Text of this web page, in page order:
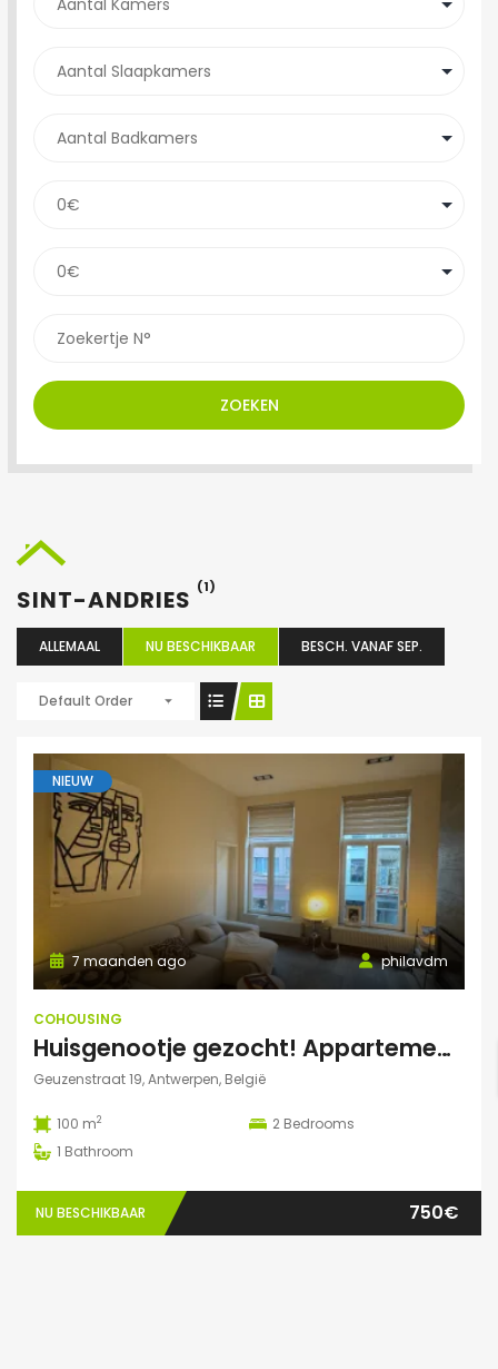
ZOEKEN
SINT-ANDRIES (1)
ALLEMAAL NU BESCHIKBAAR BESCH. VANAF SEP.
Default Order
NIEUW
philavdm
7 maanden ago
COHOUSING
Huisgenootje gezocht! Appartement aan het Marnixplein, Antwerpen Zuid
Geuzenstraat 19, Antwerpen, België
100 m2 2 Bedrooms
1 Bathroom
NU BESCHIKBAAR 750€